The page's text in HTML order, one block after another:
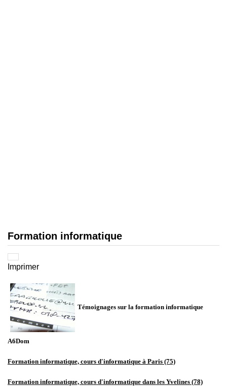
Formation informatique
Imprimer
Témoignages sur la formation informatique
A6Dom
Formation informatique, cours d'informatique à Paris (75)
Formation informatique, cours d'informatique dans les Yvelines (78)